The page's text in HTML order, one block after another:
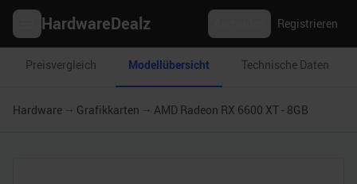
HardwareDealz Registrieren
Preisvergleich Modellübersicht Technische Daten
Hardware Grafikkarten AMD Radeon RX 6600 XT - 8GB